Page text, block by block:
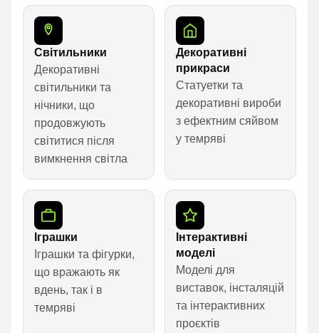
Світильники
Декоративні
світильники та
нічники, що
продовжують
світитися після
вимкнення світла
Декоративні
прикраси
Статуетки та
декоративні вироби
з ефектним сяйвом
у темряві
Іграшки
Іграшки та фігурки,
що вражають як
вдень, так і в
темряві
Інтерактивні
моделі
Моделі для
виставок, інсталяцій
та інтерактивних
проєктів